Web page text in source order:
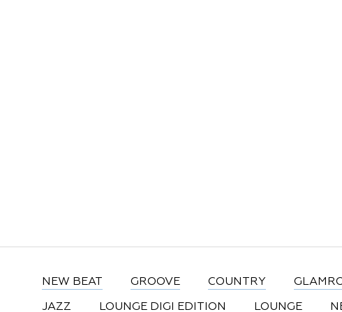
NEW BEAT GROOVE COUNTRY
JAZZ LOUNGE DIGI EDITION LOUNGE